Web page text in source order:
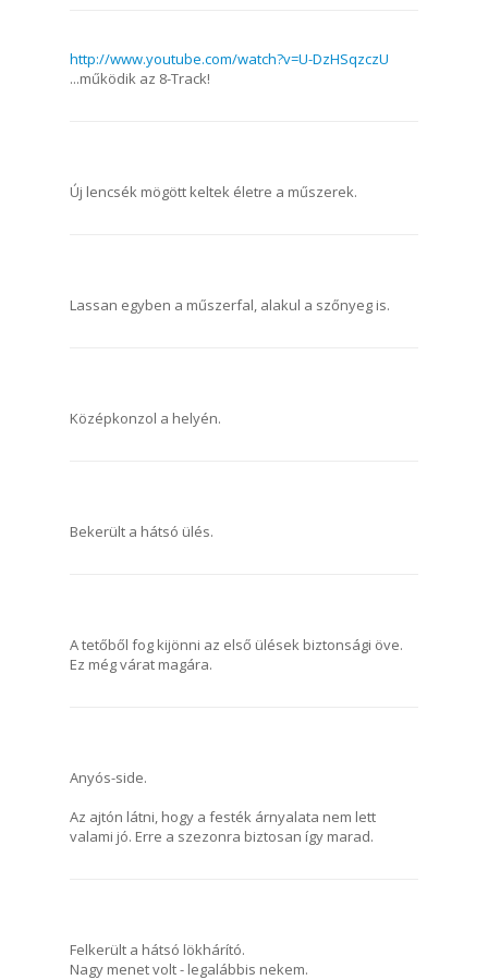
http://www.youtube.com/watch?v=U-DzHSqzczU
...működik az 8-Track!
Új lencsék mögött keltek életre a műszerek.
Lassan egyben a műszerfal, alakul a szőnyeg is.
Középkonzol a helyén.
Bekerült a hátsó ülés.
A tetőből fog kijönni az első ülések biztonsági öve.
Ez még várat magára.
Anyós-side.
Az ajtón látni, hogy a festék árnyalata nem lett
valami jó. Erre a szezonra biztosan így marad.
Felkerült a hátsó lökhárító.
Nagy menet volt - legalábbis nekem.